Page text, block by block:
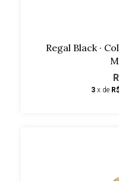
Regal Black ·
3 x de